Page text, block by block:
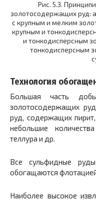
Рис. 5.3.
золотосодержащих руд:
с крупным и мелким
крупным и
и тонкодисперсным
тонкодисперсным
Технология
Большая часть
золотосодержащих
руд, содержащих
небольшие
теллура и др.
Все сульфидные
обогащаются
Наиболее высокое